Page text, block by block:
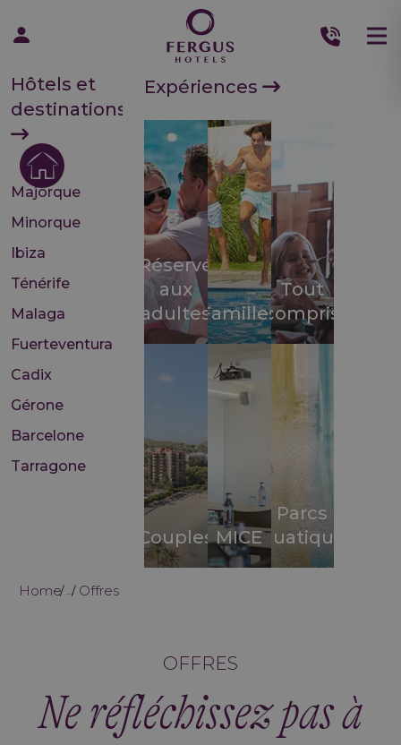
Hôtels et
destinations
Majorque
Minorque
Ibiza
Ténérife
Malaga
Fuerteventura
Cadix
Gérone
Barcelone
Tarragone
Expériences
Réservé
aux
adultesFamilles
Tout
compris
CouplesMICE
Parcs
aquatiques
Home ... Offres
OFFRES
Ne réfléchissez pas à